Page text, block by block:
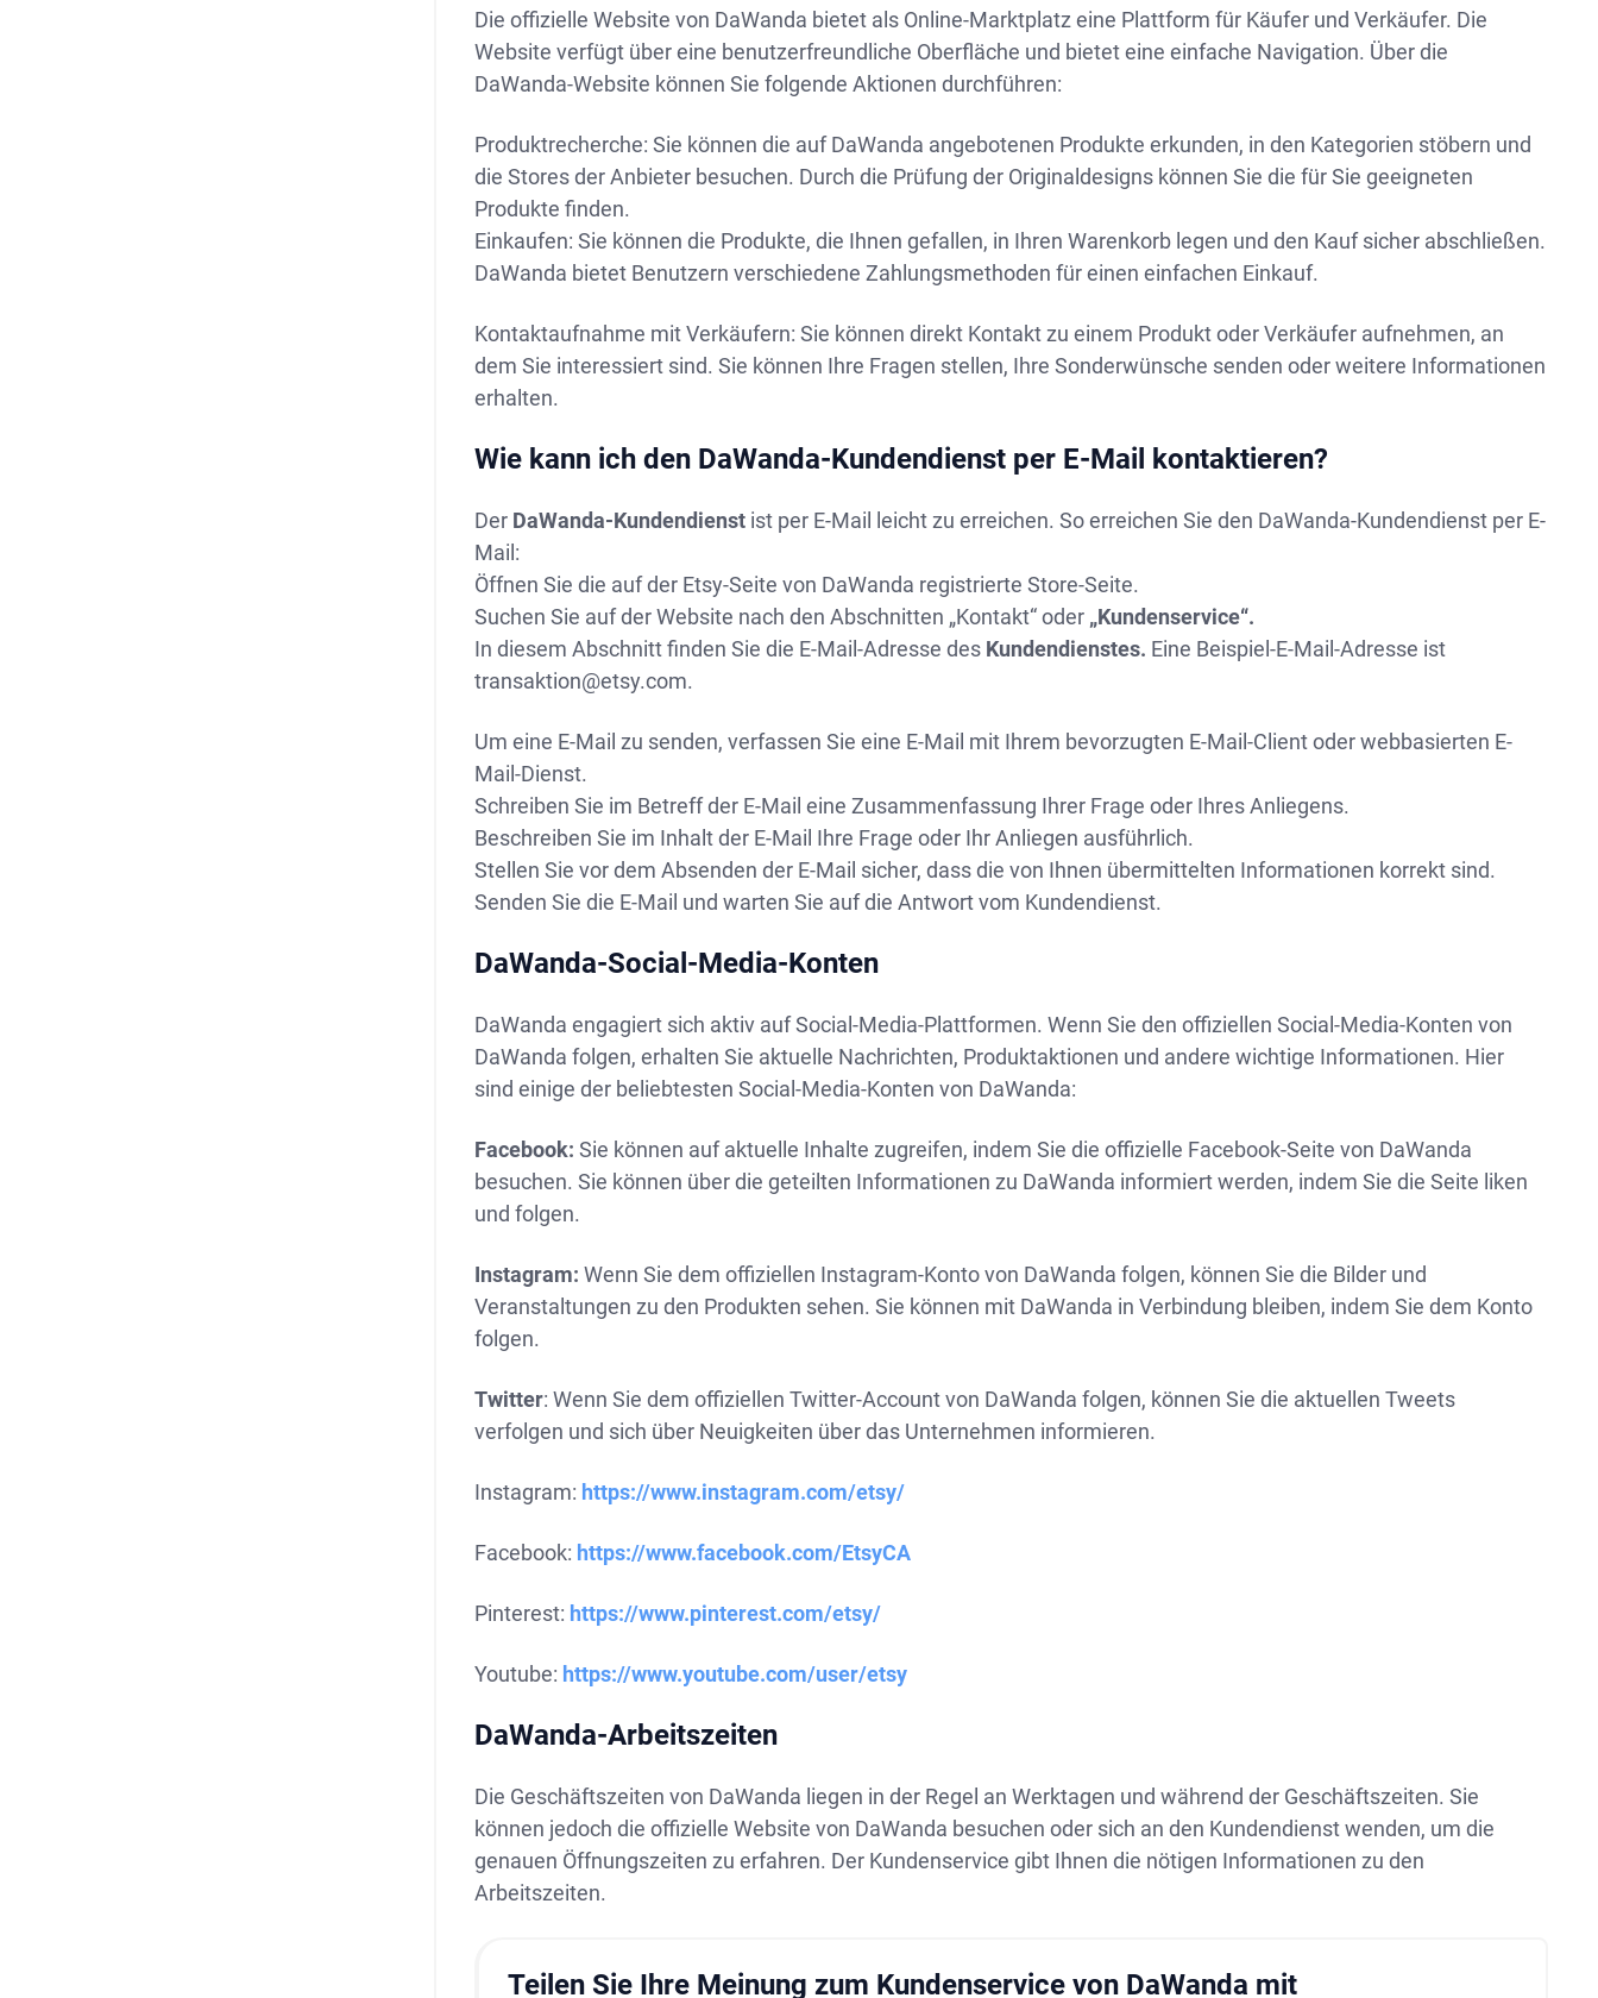
Die offizielle Website von DaWanda bietet als Online-Marktplatz eine Plattform für Käufer und Verkäufer. Die
Website verfügt über eine benutzerfreundliche Oberfläche und bietet eine einfache Navigation. Über die
DaWanda-Website können Sie folgende Aktionen durchführen:
Produktrecherche: Sie können die auf DaWanda angebotenen Produkte erkunden, in den Kategorien stöbern und
die Stores der Anbieter besuchen. Durch die Prüfung der Originaldesigns können Sie die für Sie geeigneten
Produkte finden.
Einkaufen: Sie können die Produkte, die Ihnen gefallen, in Ihren Warenkorb legen und den Kauf sicher abschließen.
DaWanda bietet Benutzern verschiedene Zahlungsmethoden für einen einfachen Einkauf.
Kontaktaufnahme mit Verkäufern: Sie können direkt Kontakt zu einem Produkt oder Verkäufer aufnehmen, an
dem Sie interessiert sind. Sie können Ihre Fragen stellen, Ihre Sonderwünsche senden oder weitere Informationen
erhalten.
Wie kann ich den DaWanda-Kundendienst per E-Mail kontaktieren?
Der DaWanda-Kundendienstist per E-Mail leicht zu erreichen. So erreichen Sie den DaWanda-Kundendienst per E-
Mail:
Öffnen Sie die auf der Etsy-Seite von DaWanda registrierte Store-Seite.
Suchen Sie auf der Website nach den Abschnitten „Kontakt“ oder „Kundenservice“.
In diesem Abschnitt finden Sie die E-Mail-Adresse des Kundendienstes. Eine Beispiel-E-Mail-Adresse ist
transaktion@etsy.com.
Um eine E-Mail zu senden, verfassen Sie eine E-Mail mit Ihrem bevorzugten E-Mail-Client oder webbasierten E-
Mail-Dienst.
Schreiben Sie im Betreff der E-Mail eine Zusammenfassung Ihrer Frage oder Ihres Anliegens.
Beschreiben Sie im Inhalt der E-Mail Ihre Frage oder Ihr Anliegen ausführlich.
Stellen Sie vor dem Absenden der E-Mail sicher, dass die von Ihnen übermittelten Informationen korrekt sind.
Senden Sie die E-Mail und warten Sie auf die Antwort vom Kundendienst.
DaWanda-Social-Media-Konten
DaWanda engagiert sich aktiv auf Social-Media-Plattformen. Wenn Sie den offiziellen Social-Media-Konten von
DaWanda folgen, erhalten Sie aktuelle Nachrichten, Produktaktionen und andere wichtige Informationen. Hier
sind einige der beliebtesten Social-Media-Konten von DaWanda:
Facebook: Sie können auf aktuelle Inhalte zugreifen, indem Sie die offizielle Facebook-Seite von DaWanda
besuchen. Sie können über die geteilten Informationen zu DaWanda informiert werden, indem Sie die Seite liken
und folgen.
Instagram: Wenn Sie dem offiziellen Instagram-Konto von DaWanda folgen, können Sie die Bilder und
Veranstaltungen zu den Produkten sehen. Sie können mit DaWanda in Verbindung bleiben, indem Sie dem Konto
folgen.
Twitter: Wenn Sie dem offiziellen Twitter-Account von DaWanda folgen, können Sie die aktuellen Tweets
verfolgen und sich über Neuigkeiten über das Unternehmen informieren.
Instagram: https://www.instagram.com/etsy/
Facebook: https://www.facebook.com/EtsyCA
Pinterest: https://www.pinterest.com/etsy/
Youtube: https://www.youtube.com/user/etsy
DaWanda-Arbeitszeiten
Die Geschäftszeiten von DaWanda liegen in der Regel an Werktagen und während der Geschäftszeiten. Sie
können jedoch die offizielle Website von DaWanda besuchen oder sich an den Kundendienst wenden, um die
genauen Öffnungszeiten zu erfahren. Der Kundenservice gibt Ihnen die nötigen Informationen zu den
Arbeitszeiten.
Teilen Sie Ihre Meinung zum Kundenservice von DaWanda mit